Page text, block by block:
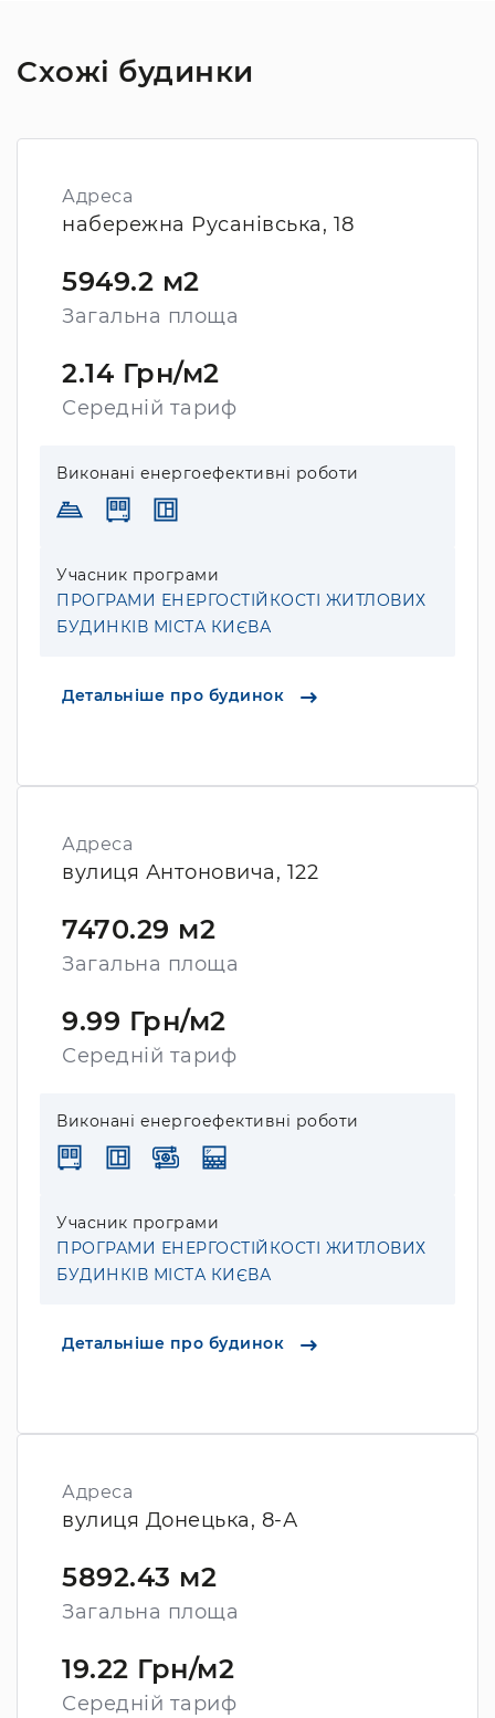
Схожі будинки
Адреса
набережна Русанівська, 18
5949.2 м2
Загальна площа
2.14 Грн/м2
Середній тариф
Виконані енергоефективні роботи
Учасник програми
ПРОГРАМИ ЕНЕРГОСТІЙКОСТІ ЖИТЛОВИХ
БУДИНКІВ МІСТА КИЄВА
Детальніше про будинок
Адреса
вулиця Антоновича, 122
7470.29 м2
Загальна площа
9.99 Грн/м2
Середній тариф
Виконані енергоефективні роботи
Учасник програми
ПРОГРАМИ ЕНЕРГОСТІЙКОСТІ ЖИТЛОВИХ
БУДИНКІВ МІСТА КИЄВА
Детальніше про будинок
Адреса
вулиця Донецька, 8-А
5892.43 м2
Загальна площа
19.22 Грн/м2
Середній тариф